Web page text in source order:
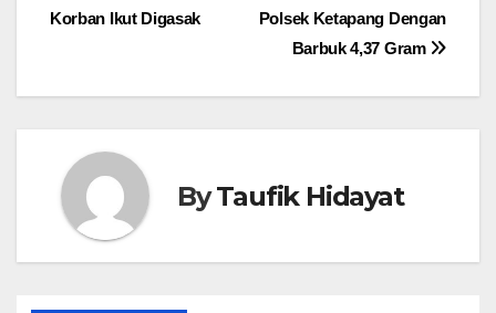
Polsek Ketapang Dengan
Barbuk 4,37 Gram
Korban Ikut Digasak
ByTaufik Hidayat